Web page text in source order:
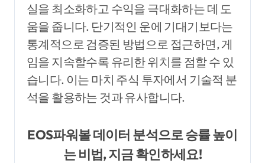
실을 최소화하고 수익을 극대화하는 데 도
움을 줍니다. 단기적인 운에 기대기보다는
통계적으로 검증된 방법으로 접근하면, 게
임을 지속할수록 유리한 위치를 점할 수 있
습니다. 이는 마치 주식 투자에서 기술적 분
석을 활용하는 것과 유사합니다.
EOS파워볼 데이터 분석으로 승률 높이
는 비법, 지금 확인하세요!